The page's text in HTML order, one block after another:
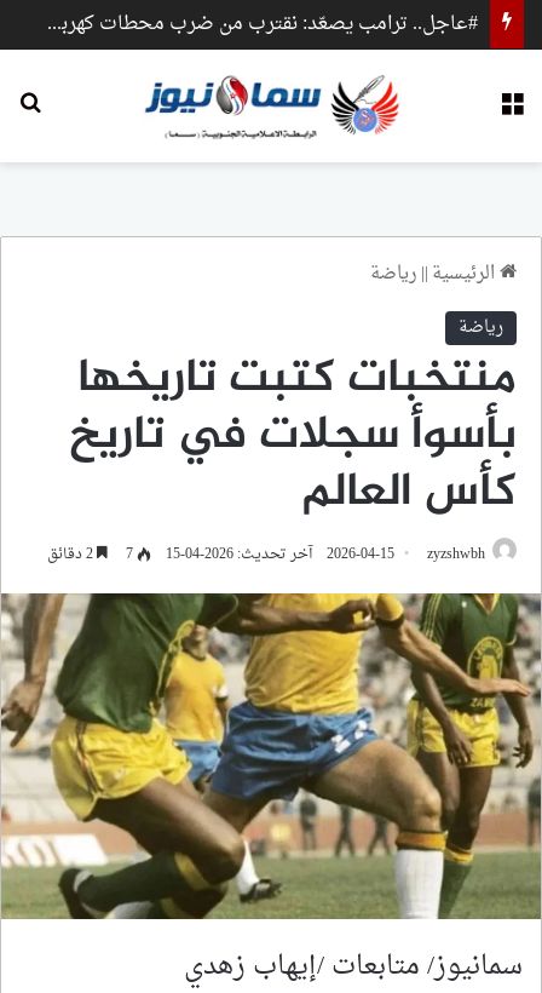
#عاجل.. ترامب يصعّد: نقترب من ضرب محطات كهرباء وجسور داخل إيران
الرئيسية||رياضة
رياضة
منتخبات كتبت تاريخها
بأسوأ سجلات في تاريخ
كأس العالم
zyzshwbh
2026-04-15 آخر تحديث: 2026-04-15 7
سمانيوز/ متابعات /إيهاب زهدي